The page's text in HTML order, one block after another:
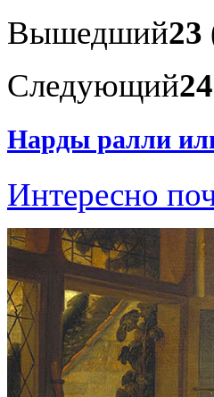
Вышедший23
Следующий24
Нарды ралли
Интересно